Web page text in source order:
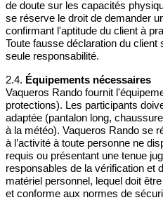
Responsabilité
Vaqueros Rando ne
cas de perte ou de vol
duplicata ou
sûr jusqu’à son utilisation.
5. Conditions spécifiques
Non-cumulable
Les bons cadeaux ne
d’autres promotions,
sauf mention contraire
de doute sur les capacités
se réserve le droit de demander
confirmant l'aptitude du client à
Toute fausse déclaration du
seule responsabilité.
2.4. Équipements nécessaires
Vaqueros Rando fournit
protections). Les participants
adaptée (pantalon long,
à la météo). Vaqueros Rando se
à l’activité à toute personne ne
requis ou présentant une tenue
responsables de la vérification et
matériel personnel, lequel doit
et conforme aux normes de